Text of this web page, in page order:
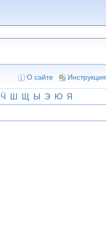
О сайте Инструкция
Ӵ Ш Щ Ы Э Ю Я